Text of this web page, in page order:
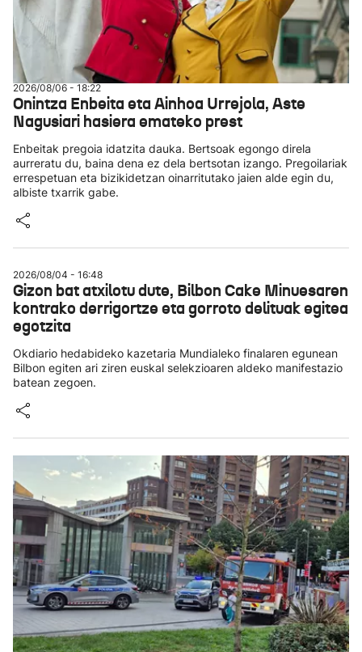
2026/08/06 - 18:22
Onintza Enbeita eta Ainhoa Urrejola, Aste
Nagusiari hasiera emateko prest
Enbeitak pregoia idatzita dauka. Bertsoak egongo direla
aurreratu du, baina dena ez dela bertsotan izango. Pregoilariak
errespetuan eta bizikidetzan oinarritutako jaien alde egin du,
albiste txarrik gabe.
2026/08/04 - 16:48
Gizon bat atxilotu dute, Bilbon Cake Minuesaren
kontrako derrigortze eta gorroto delituak egitea
egotzita
Okdiario hedabideko kazetaria Mundialeko finalaren egunean
Bilbon egiten ari ziren euskal selekzioaren aldeko manifestazio
batean zegoen.